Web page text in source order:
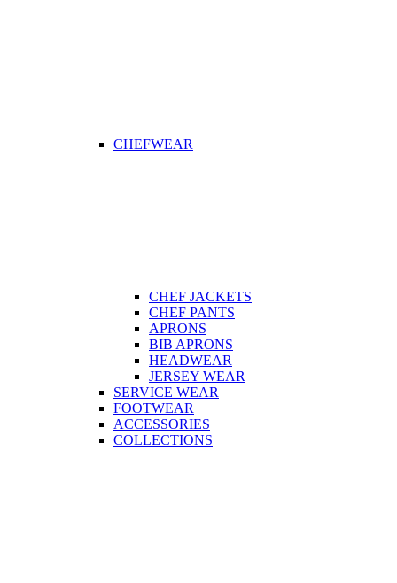
CHEFWEAR
CHEF JACKETS
CHEF PANTS
APRONS
BIB APRONS
HEADWEAR
JERSEY WEAR
SERVICE WEAR
FOOTWEAR
ACCESSORIES
COLLECTIONS